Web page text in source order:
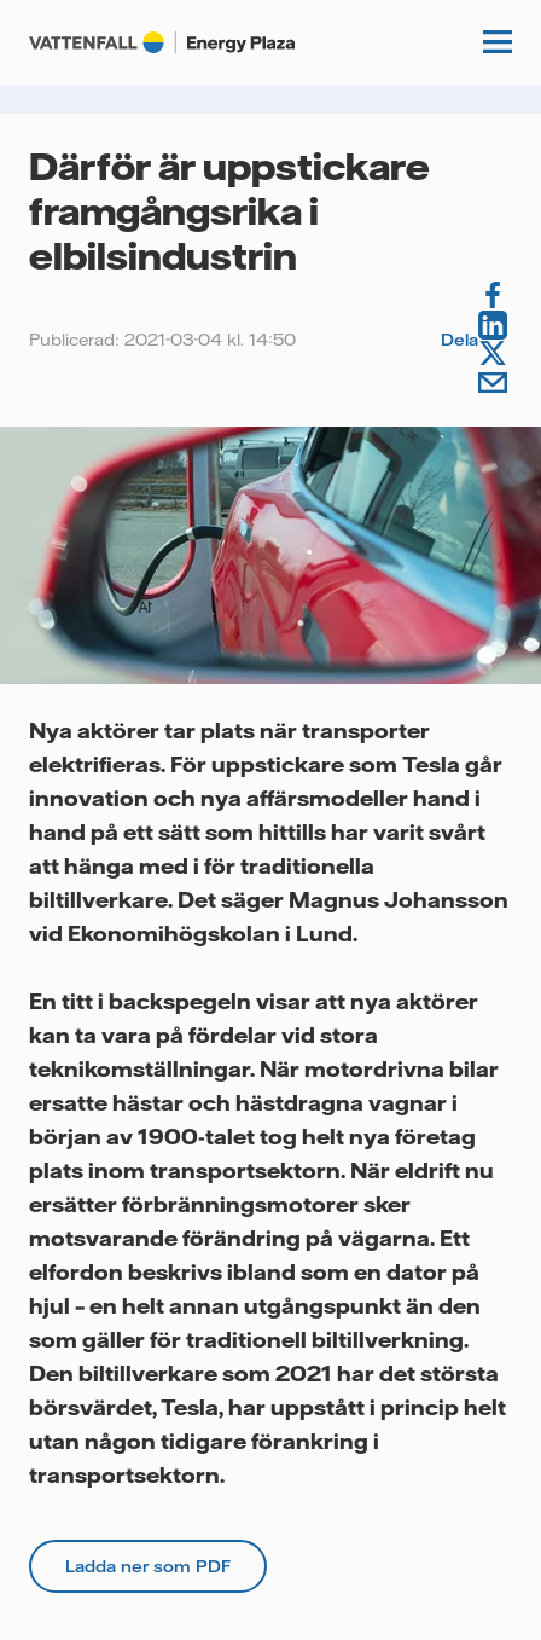
Start
Kunskapshubb
Guider
Krönikor
Kundcase
Videor
Vattenfall.se
Därför är uppstickare
framgångsrika i
elbilsindustrin
Publicerad: 2021-03-04 kl. 14:50 Dela
Nya aktörer tar plats när transporter
elektrifieras. För uppstickare som Tesla går
innovation och nya affärsmodeller hand i
hand på ett sätt som hittills har varit svårt
att hänga med i för traditionella
biltillverkare. Det säger Magnus Johansson
vid Ekonomihögskolan i Lund.
En titt i backspegeln visar att nya aktörer
kan ta vara på fördelar vid stora
teknikomställningar. När motordrivna bilar
ersatte hästar och hästdragna vagnar i
början av 1900-talet tog helt nya företag
plats inom transportsektorn. När eldrift nu
ersätter förbränningsmotorer sker
motsvarande förändring på vägarna. Ett
elfordon beskrivs ibland som en dator på
hjul – en helt annan utgångspunkt än den
som gäller för traditionell biltillverkning.
Den biltillverkare som 2021 har det största
börsvärdet, Tesla, har uppstått i princip helt
utan någon tidigare förankring i
transportsektorn.
Ladda ner som PDF